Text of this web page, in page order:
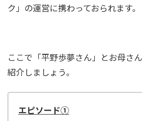
ク」の運営に携わっておられます。
ここで「平野歩夢さん」とお母さ
紹介しましょう。
エピソード①